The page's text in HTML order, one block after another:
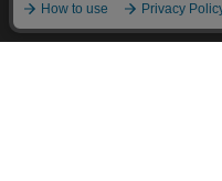
HOME 探す